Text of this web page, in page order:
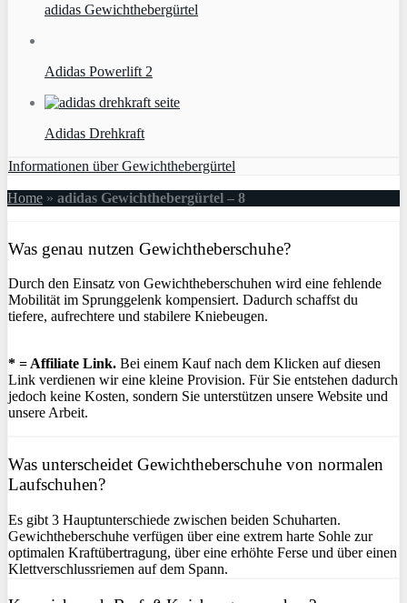
adidas Gewichthebergürtel
Adidas Powerlift 2
Adidas Drehkraft
Informationen über Gewichthebergürtel
Home » adidas Gewichthebergürtel – 8
Was genau nutzen Gewichtheberschuhe?
Durch den Einsatz von Gewichtheberschuhen wird eine fehlende
Mobilität im Sprunggelenk kompensiert. Dadurch schaffst du
tiefere, aufrechtere und stabilere Kniebeugen.
* = Affiliate Link. Bei einem Kauf nach dem Klicken auf diesen
Link verdienen wir eine kleine Provision. Für Sie entstehen dadurch
jedoch keine Kosten, sondern Sie unterstützen unsere Website und
unsere Arbeit.
Was unterscheidet Gewichtheberschuhe von normalen
Laufschuhen?
Es gibt 3 Hauptunterschiede zwischen beiden Schuharten.
Gewichtheberschuhe verfügen über eine extrem harte Sohle zur
optimalen Kraftübertragung, über eine erhöhte Ferse und über einen
Klettverschlussriemen auf dem Spann.